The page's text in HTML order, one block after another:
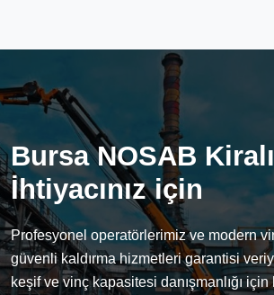
Bursa NOSAB
İhtiyacınız için
Profesyonel operatörlerimiz ve modern
güvenli kaldırma hizmetleri garantisi
keşif ve vinç kapasitesi danışmanlığı